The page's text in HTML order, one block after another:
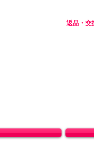
返品・交